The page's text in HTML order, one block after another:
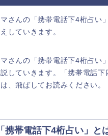
さんの「携帯電話下4桁占い
していきます。
さんの「携帯電話下4桁占い
していきます。「携帯電話下
、飛ばしてお読みください。
携帯電話下4桁占い」と